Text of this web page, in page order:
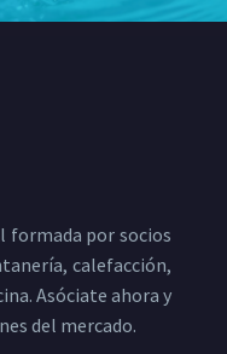
formada por socios
calefacción,
Asóciate ahora y
del mercado.